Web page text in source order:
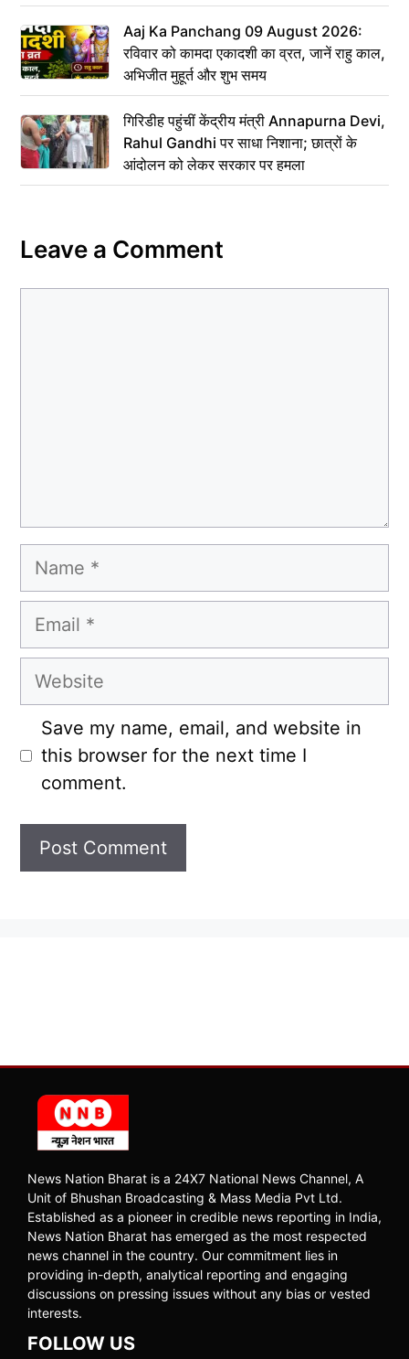
Aaj Ka Panchang 09 August 2026:
रविवार को कामदा एकादशी का व्रत, जानें राहु काल,
अभिजीत मुहूर्त और शुभ समय
गिरिडीह पहुंचीं केंद्रीय मंत्री Annapurna Devi,
Rahul Gandhi पर साधा निशाना; छात्रों के
आंदोलन को लेकर सरकार पर हमला
Leave a Comment
Name
Email
Website
Save my name, email, and website in
this browser for the next time I
comment.
News Nation Bharat is a 24X7 National News Channel, A
Unit of Bhushan Broadcasting & Mass Media Pvt Ltd.
Established as a pioneer in credible news reporting in India,
News Nation Bharat has emerged as the most respected
news channel in the country. Our commitment lies in
providing in-depth, analytical reporting and engaging
discussions on pressing issues without any bias or vested
interests.
FOLLOW US